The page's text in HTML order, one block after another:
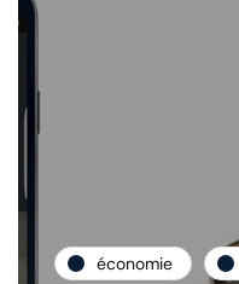
économie